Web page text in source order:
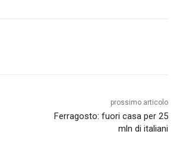
prossimo articolo
Ferragosto: fuori casa per 25
mln di italiani